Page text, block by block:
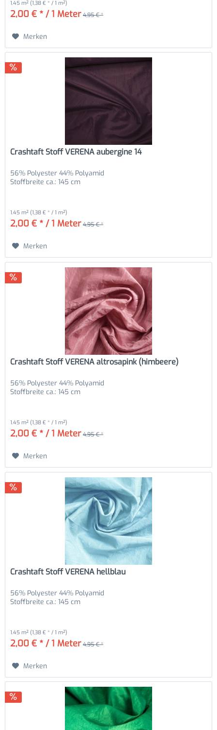
1.45 m² (1,38 € * / 1 m²)
2,00 € * / 1 Meter 4,95 € *
Merken
Crashtaft Stoff VERENA aubergine 14
56% Polyester 44% Polyamid
Stoffbreite ca.: 145 cm
1.45 m² (1,38 € * / 1 m²)
2,00 € * / 1 Meter 4,95 € *
Merken
Crashtaft Stoff VERENA altrosapink (himbeere)
56% Polyester 44% Polyamid
Stoffbreite ca.: 145 cm
1.45 m² (1,38 € * / 1 m²)
2,00 € * / 1 Meter 4,95 € *
Merken
Crashtaft Stoff VERENA hellblau
56% Polyester 44% Polyamid
Stoffbreite ca.: 145 cm
1.45 m² (1,38 € * / 1 m²)
2,00 € * / 1 Meter 4,95 € *
Merken